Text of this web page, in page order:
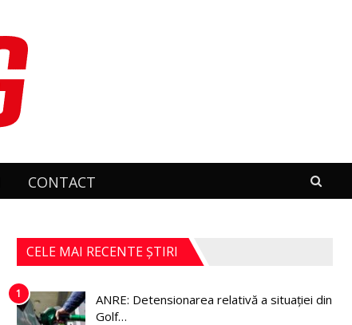
CONTACT
CELE MAI RECENTE ȘTIRI
1
ANRE: Detensionarea relativă a situației din
Golf…